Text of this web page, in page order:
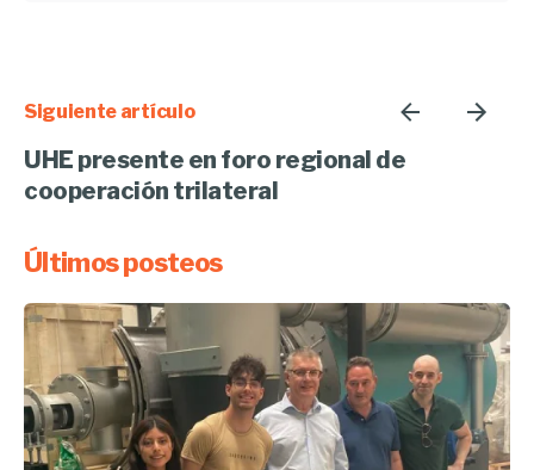
Siguiente artículo
UHE presente en foro regional de
cooperación trilateral
Últimos posteos